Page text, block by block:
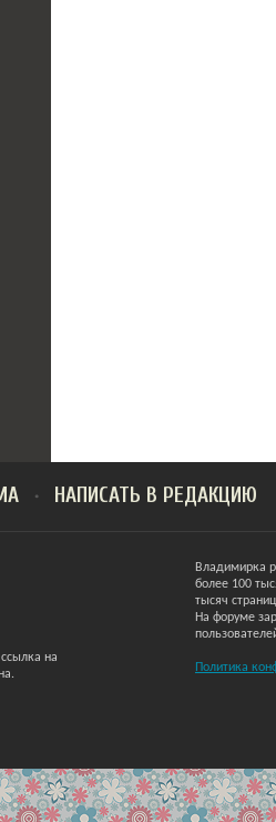
НАПИСАТЬ В РЕДАКЦИЮ
на
Владимирка
более 100
тысяч
На форуме
Политика